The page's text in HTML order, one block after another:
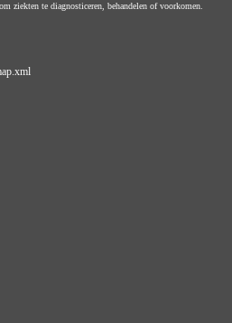
ziekten te diagnosticeren, behandelen of voorkomen.